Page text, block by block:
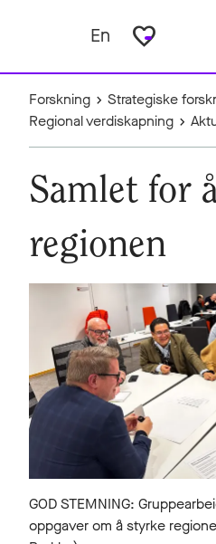
En favorite_border
Forskning
Strategiske
Regional verdiskapning
Samlet for
regionen
GOD STEMNING:
oppgaver om å styrke